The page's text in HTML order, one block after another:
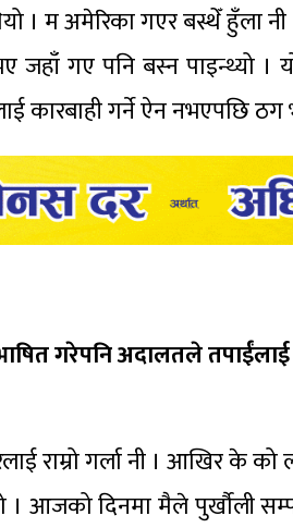
। म अमेरिका गएर बस्थेँ
गए पनि बस्न पाइन्थ्यो ।
कारबाही गर्ने ऐन नभएपछि ठग
गरेपनि अदालतले
राम्रो गर्ला नी । आखिर के को
। आजको दिनमा मैले पुर्खौली